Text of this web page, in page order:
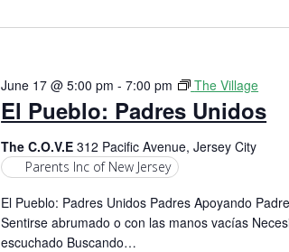
e
c
t
d
a
e
.
El Pueblo: Padres Unidos
June 17 @ 5:00 pm -7:00 pm The Village
The C.O.V.E312 Pacific Avenue, Jersey City
Parents Inc of New Jersey
El Pueblo: Padres Unidos Padres Apoyando
Sentirse abrumado o con las manos vacías
escuchado Buscando…